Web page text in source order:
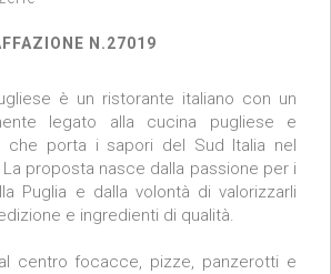
N.27019
è un ristorante italiano con un
legato alla cucina pugliese e
che porta i sapori del Sud Italia nel
proposta nasce dalla passione per i
Puglia e dalla volontà di valorizzarli
e ingredienti di qualità.
centro focacce, pizze, panzerotti e